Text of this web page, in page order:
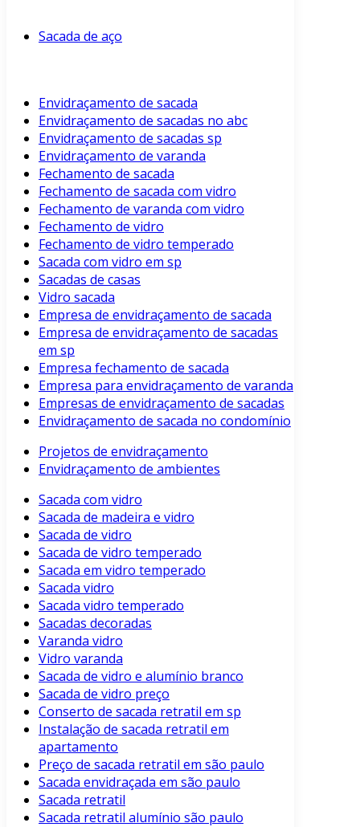
Sacada de aço
Envidraçamento de sacada
Envidraçamento de sacadas no abc
Envidraçamento de sacadas sp
Envidraçamento de varanda
Fechamento de sacada
Fechamento de sacada com vidro
Fechamento de varanda com vidro
Fechamento de vidro
Fechamento de vidro temperado
Sacada com vidro em sp
Sacadas de casas
Vidro sacada
Empresa de envidraçamento de sacada
Empresa de envidraçamento de sacadas
em sp
Empresa fechamento de sacada
Empresa para envidraçamento de varanda
Empresas de envidraçamento de sacadas
Envidraçamento de sacada no condomínio
Projetos de envidraçamento
Envidraçamento de ambientes
Sacada com vidro
Sacada de madeira e vidro
Sacada de vidro
Sacada de vidro temperado
Sacada em vidro temperado
Sacada vidro
Sacada vidro temperado
Sacadas decoradas
Varanda vidro
Vidro varanda
Sacada de vidro e alumínio branco
Sacada de vidro preço
Conserto de sacada retratil em sp
Instalação de sacada retratil em
apartamento
Preço de sacada retratil em são paulo
Sacada envidraçada em são paulo
Sacada retratil
Sacada retratil alumínio são paulo